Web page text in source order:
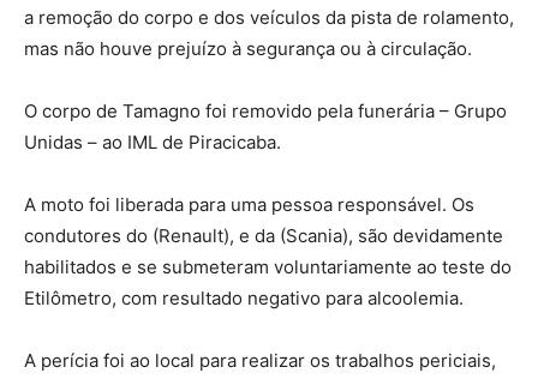
a remoção do corpo e dos veículos da pista de rolamento,
mas não houve prejuízo à segurança ou à circulação.
O corpo de Tamagno foi removido pela funerária – Grupo
Unidas – ao IML de Piracicaba.
A moto foi liberada para uma pessoa responsável. Os
condutores do (Renault), e da (Scania), são devidamente
habilitados e se submeteram voluntariamente ao teste do
Etilômetro, com resultado negativo para alcoolemia.
A perícia foi ao local para realizar os trabalhos periciais,